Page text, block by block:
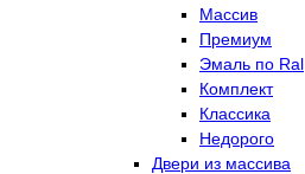
Массив
Премиум
Эмаль по Ral
Комплект
Классика
Недорого
Двери из массива